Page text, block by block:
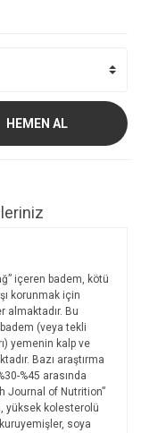
HEMEN AL
içeren badem, kötü
korunmak için
almaktadır. Bu
(veya tekli
yemenin kalp ve
Bazı araştırma
%45 arasında
Journal of Nutrition”
yüksek kolesterolü
soya